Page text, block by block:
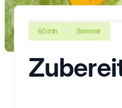
60 min Sommer